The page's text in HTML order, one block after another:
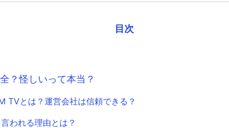
目次
？怪しいって本当？
TVとは？運営会社は信頼できる？
言われる理由とは？